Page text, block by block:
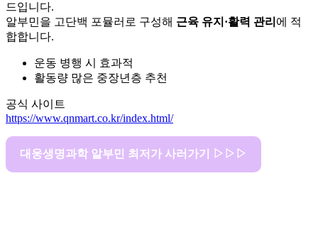
드입니다.
알부민을 고단백 포뮬러로 구성해 근육 유지·활력 관리 에 적
합합니다.
운동 병행 시 효과적
활동량 많은 중장년층 추천
공식 사이트
https://www.qnmart.co.kr/index.html/
대웅생명과학 알부민 최저가 사러가기 ▷▷▷